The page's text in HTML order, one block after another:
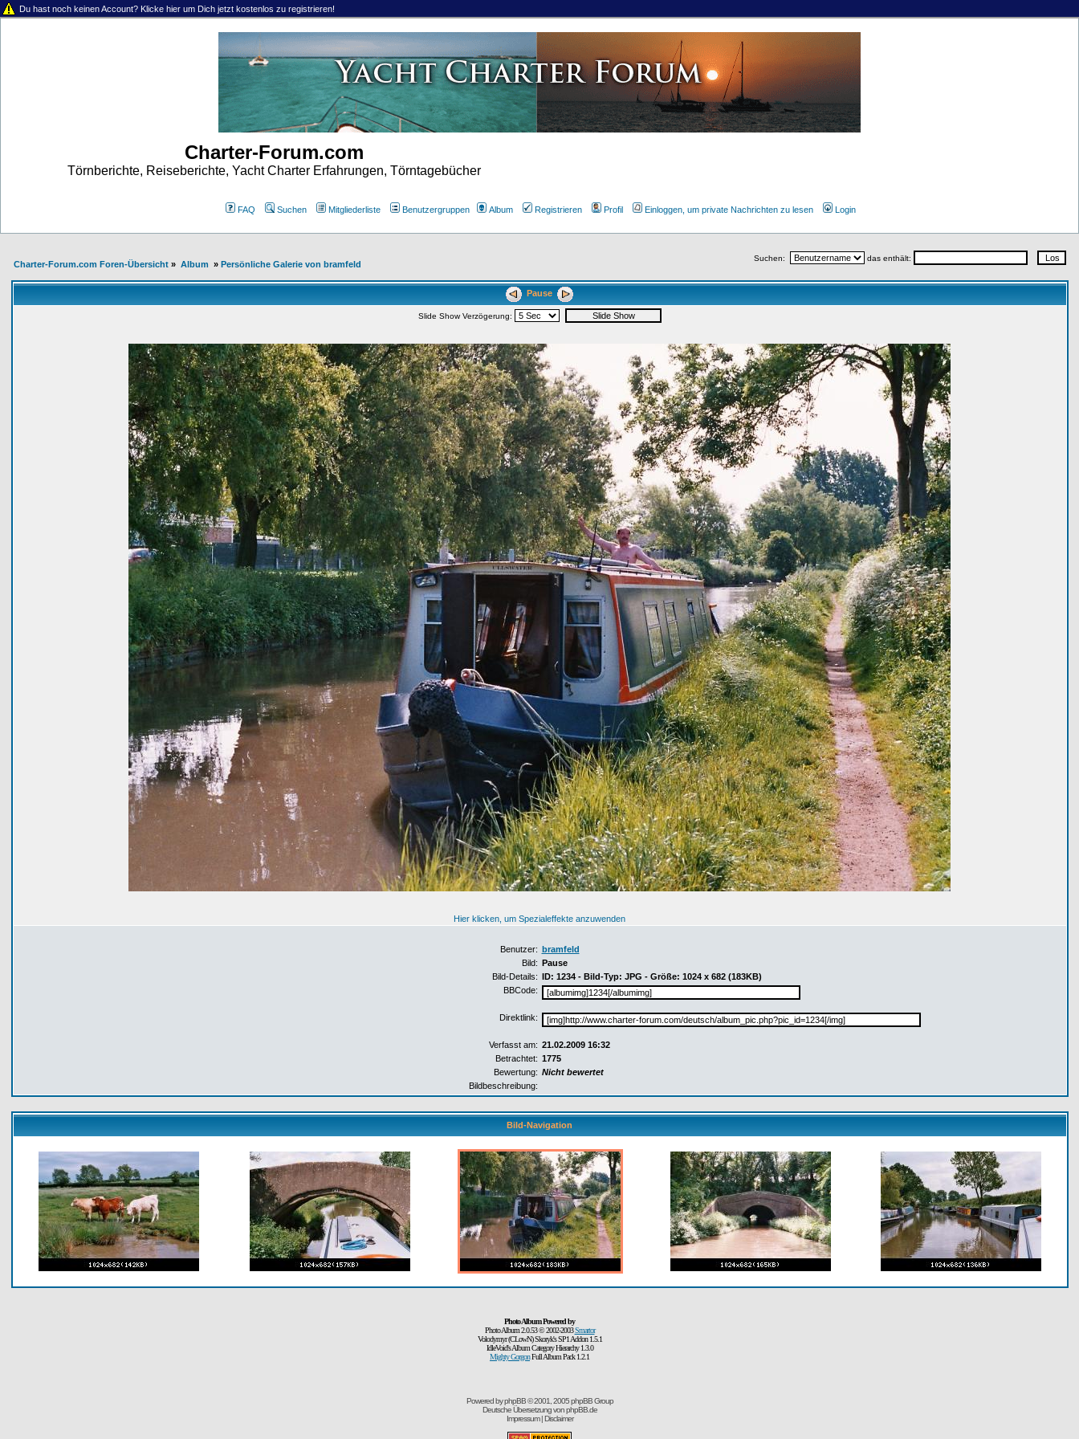
Du hast noch keinen Account? Klicke hier um Dich jetzt kostenlos zu registrieren!
Charter-Forum.com
Törnberichte, Reiseberichte, Yacht Charter Erfahrungen, Törntagebücher
FAQ Suchen Mitgliederliste Benutzergruppen Album Registrieren Profil Einloggen, um private Nachrichten zu lesen Login
Charter-Forum.com Foren-Übersicht» Album » Persönliche Galerie von bramfeld
Suchen: das enthält:
Pause
Slide Show Verzögerung:
Hier klicken, um Spezialeffekte anzuwenden
Benutzer: bramfeld
Bild: Pause
Bild-Details: ID: 1234 - Bild-Typ: JPG - Größe: 1024 x 682 (183KB)
BBCode:
Direktlink:
Verfasst am: 21.02.2009 16:32
Betrachtet: 1775
Bewertung: Nicht bewertet
Bildbeschreibung:
Bild-Navigation
Photo Album Powered by
Photo Album 2.0.53 © 2002-2003Smartor
Volodymyr (CLowN) Skoryk's SP1 Addon 1.5.1
IdleVoid's Album Category Hierarchy 1.3.0
Mighty GorgonFull Album Pack 1.2.1
Powered byphpBB© 2001, 2005 phpBB Group
Deutsche Übersetzung vonphpBB.de
Impressum|Disclaimer